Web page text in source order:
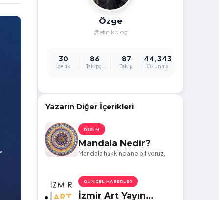
Özge
@etnikblog
30
İçerik
86
Takipçi
87
Takip
44,343
Okunma
Yazarın Diğer İçerikleri
RESIM
Mandala Nedir?
Mandala hakkında ne biliyoruz,
GÜNCEL HABERLER
İzmir Art Yayın